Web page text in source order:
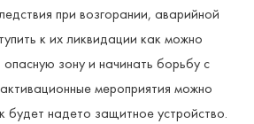
при возгорании, аварийной
к их ликвидации как можно
зону и начинать борьбу с
мероприятия можно
будет надето защитное устройство.